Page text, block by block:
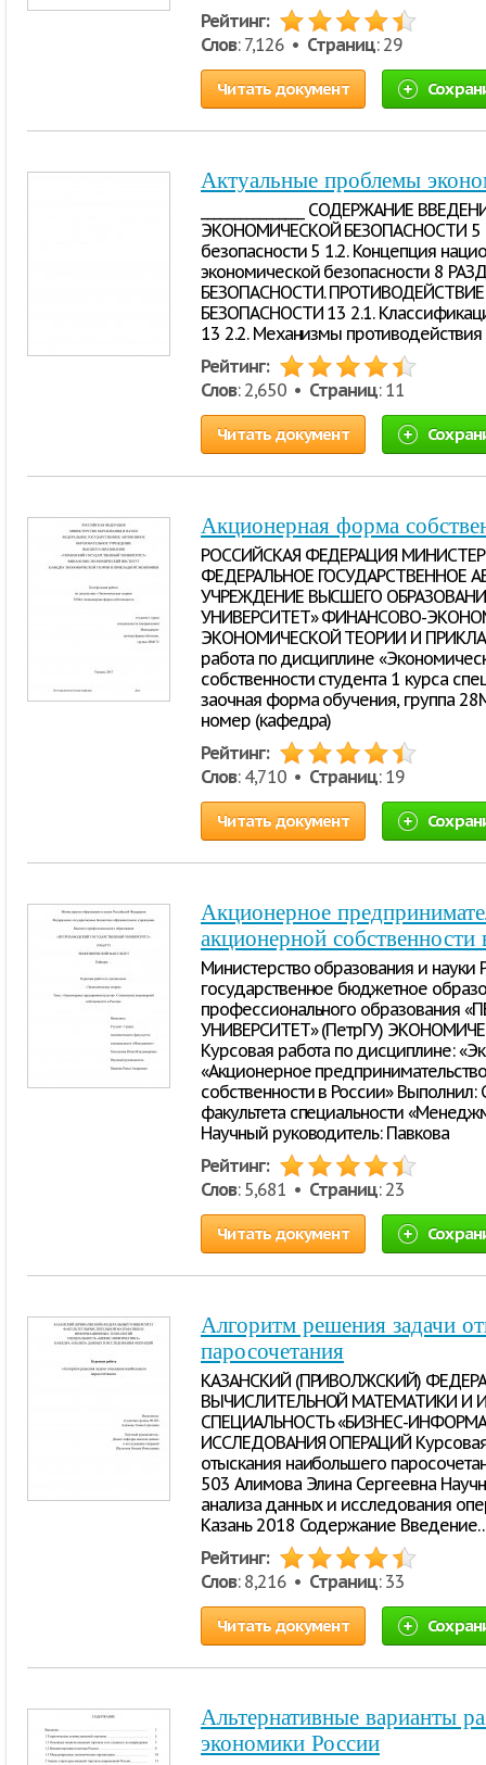
Рейтинг:
Слов: 7,126 • Страниц: 29
Читать документ
Актуальные проблемы
________________ СОДЕРЖАНИЕ
ЭКОНОМИЧЕСКОЙ БЕЗОПАСНОСТИ 5
безопасности 5 1.2. Концепция
экономической безопасности 8
БЕЗОПАСНОСТИ.
БЕЗОПАСНОСТИ 13 2.1.
13 2.2. Механизмы противодействия
Рейтинг:
Слов: 2,650 • Страниц: 11
Читать документ
Акционерная форма
РОССИЙСКАЯ ФЕДЕРАЦИЯ
ФЕДЕРАЛЬНОЕ ГОСУДАРСТВЕННОЕ
УЧРЕЖДЕНИЕ ВЫСШЕГО
УНИВЕРСИТЕТ» ФИНАНСОВО-
ЭКОНОМИЧЕСКОЙ ТЕОРИИ И
работа по дисциплине
собственности студента 1 курса
заочная форма обучения, группа
номер (кафедра)
Рейтинг:
Слов: 4,710 • Страниц: 19
Читать документ
Акционерное
акционерной собственности
Министерство образования и
государственное бюджетное
профессионального образования
УНИВЕРСИТЕТ» (ПетрГУ)
Курсовая работа по дисциплине:
«Акционерное
собственности в России» Выполнил:
факультета специальности
Научный руководитель: Павкова
Рейтинг:
Слов: 5,681 • Страниц: 23
Читать документ
Алгоритм решения задачи
паросочетания
КАЗАНСКИЙ (ПРИВОЛЖСКИЙ)
ВЫЧИСЛИТЕЛЬНОЙ МАТЕМАТИКИ
СПЕЦИАЛЬНОСТЬ «БИЗНЕС-
ИССЛЕДОВАНИЯ ОПЕРАЦИЙ
отыскания наибольшего
503 Алимова Элина Сергеевна
анализа данных и исследования
Казань 2018 Содержание
Рейтинг:
Слов: 8,216 • Страниц: 33
Читать документ
Альтернативные варианты
экономики России